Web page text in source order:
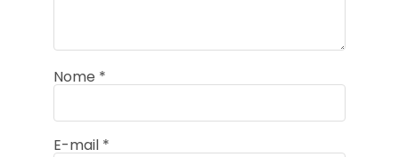
Nome *
E-mail *